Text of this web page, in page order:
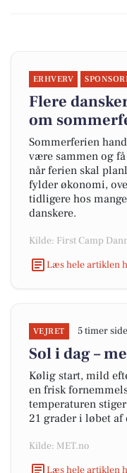
ERHVERV
Flere
om
Sommerferien
være sammen og
når ferien skal
fylder økonomi,
tidligere hos mange
danskere.
Kilde: First Camp
Læs hele artiklen
VEJRET 5 timer
Sol i dag –
Kølig start, mild
en frisk
temperaturen
21 grader i løbet af
Kilde: MET.no
Læs hele artiklen